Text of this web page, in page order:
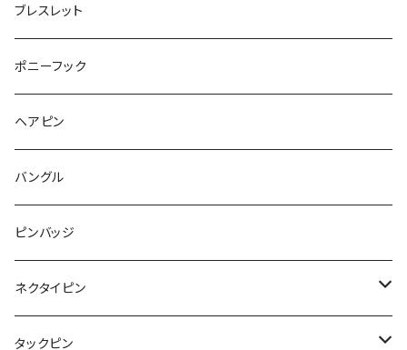
こいのぼり
マーブル
カメオ
Animal
マーブル
Triangle
食品
ハムスター
レッサーパンダ
ブタ
マーメイド
雲
月
惑星
星
唐津土
lip
フルーツ
アイスクリーム
クジラ
くま
コアラ
bag
フルーツ
さくらんぼ
レモン
てんとう虫
野菜
雲
月
惑星
こいのぼり
ガラス
カメラ
リボン
ラリエット
モザイク
ハート
アルファベット
lip
フルーツ
パン
ガラス
リボン
マーブル
鳥
ブレスレット
ポニーフック
ヘアピン
バングル
ピンバッジ
ネクタイピン
結び
タックピン